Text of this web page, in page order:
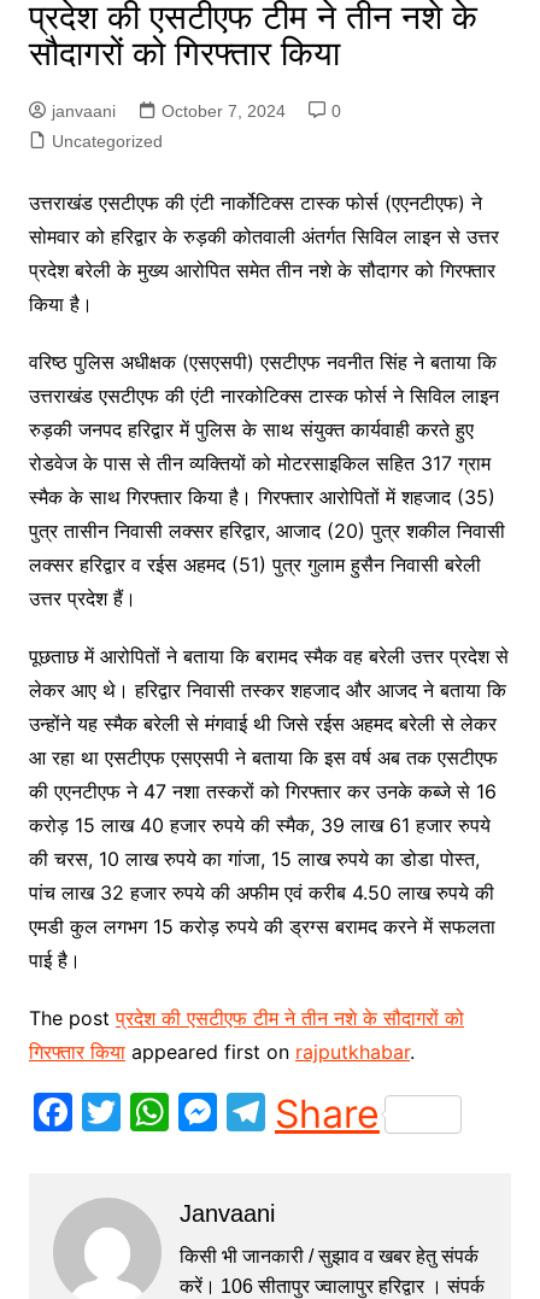
प्रदेश की एसटीएफ टीम ने तीन नशे के
सौदागरों को गिरफ्तार किया
janvaani October 7, 2024
0
Uncategorized
उत्तराखंड एसटीएफ की एंटी नार्कोटिक्स टास्क फोर्स (एएनटीएफ) ने
सोमवार को हरिद्वार के रुड़की कोतवाली अंतर्गत सिविल लाइन से उत्तर
प्रदेश बरेली के मुख्य आरोपित समेत तीन नशे के सौदागर को गिरफ्तार
किया है।
वरिष्ठ पुलिस अधीक्षक (एसएसपी) एसटीएफ नवनीत सिंह ने बताया कि
उत्तराखंड एसटीएफ की एंटी नारकोटिक्स टास्क फोर्स ने सिविल लाइन
रुड़की जनपद हरिद्वार में पुलिस के साथ संयुक्त कार्यवाही करते हुए
रोडवेज के पास से तीन व्यक्तियों को मोटरसाइकिल सहित 317 ग्राम
स्मैक के साथ गिरफ्तार किया है। गिरफ्तार आरोपितों में शहजाद (35)
पुत्र तासीन निवासी लक्सर हरिद्वार, आजाद (20) पुत्र शकील निवासी
लक्सर हरिद्वार व रईस अहमद (51) पुत्र गुलाम हुसैन निवासी बरेली
उत्तर प्रदेश हैं।
पूछताछ में आरोपितों ने बताया कि बरामद स्मैक वह बरेली उत्तर प्रदेश से
लेकर आए थे। हरिद्वार निवासी तस्कर शहजाद और आजद ने बताया कि
उन्होंने यह स्मैक बरेली से मंगवाई थी जिसे रईस अहमद बरेली से लेकर
आ रहा था एसटीएफ एसएसपी ने बताया कि इस वर्ष अब तक एसटीएफ
की एएनटीएफ ने 47 नशा तस्करों को गिरफ्तार कर उनके कब्जे से 16
करोड़ 15 लाख 40 हजार रुपये की स्मैक, 39 लाख 61 हजार रुपये
की चरस, 10 लाख रुपये का गांजा, 15 लाख रुपये का डोडा पोस्त,
पांच लाख 32 हजार रुपये की अफीम एवं करीब 4.50 लाख रुपये की
एमडी कुल लगभग 15 करोड़ रुपये की ड्रग्स बरामद करने में सफलता
पाई है।
The postप्रदेश की एसटीएफ टीम ने तीन नशे के सौदागरों को
गिरफ्तार कियाappeared first on rajputkhabar.
F
c
e
b
T
itt
er
W
s
A
M
s
e
T
el
gr
a
Share
Janvaani
किसी भी जानकारी / सुझाव व खबर हेतु संपर्क
करें। 106 सीतापुर ज्वालापुर हरिद्वार । संपर्क